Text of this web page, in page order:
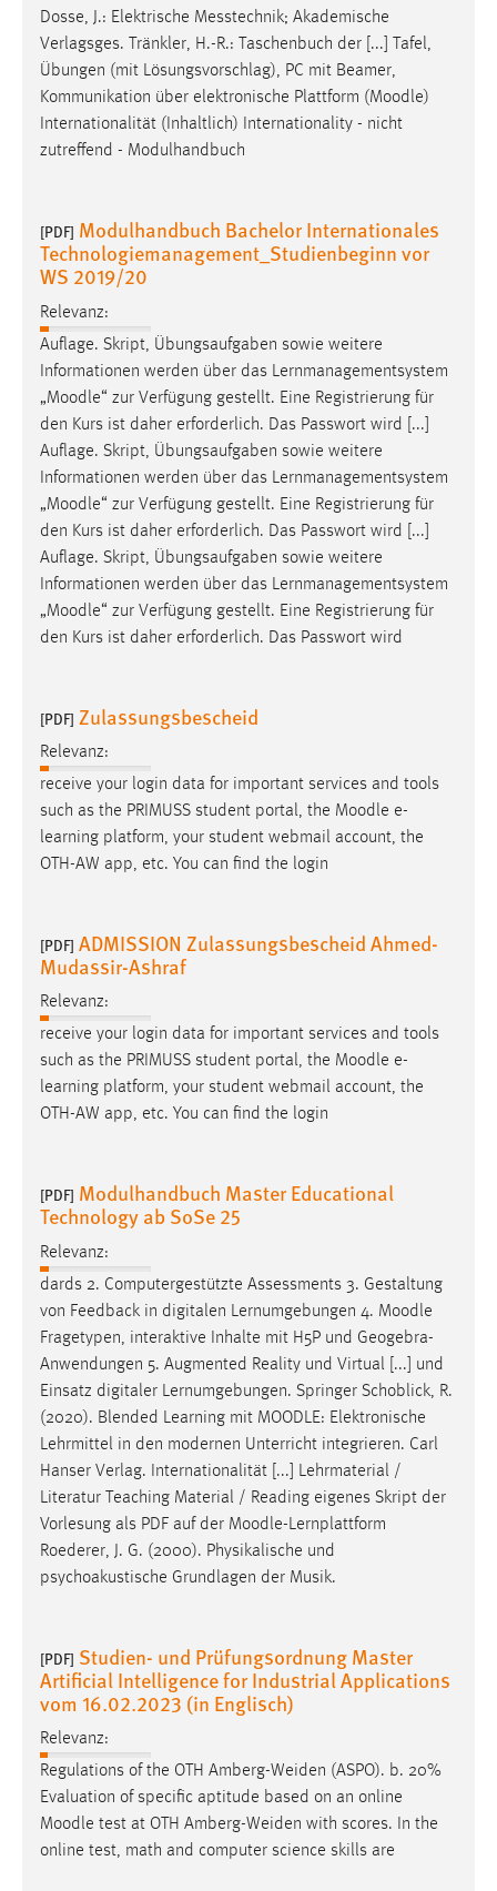
Dosse, J.: Elektrische Messtechnik; Akademische
Verlagsges. Tränkler, H.-R.: Taschenbuch der [...] Tafel,
Übungen (mit Lösungsvorschlag), PC mit Beamer,
Kommunikation über elektronische Plattform (Moodle)
Internationalität (Inhaltlich) Internationality - nicht
zutreffend - Modulhandbuch
[PDF] Modulhandbuch Bachelor Internationales
Technologiemanagement_Studienbeginn vor
WS 2019/20
Relevanz:
Auflage. Skript, Übungsaufgaben sowie weitere
Informationen werden über das Lernmanagementsystem
„Moodle“ zur Verfügung gestellt. Eine Registrierung für
den Kurs ist daher erforderlich. Das Passwort wird [...]
Auflage. Skript, Übungsaufgaben sowie weitere
Informationen werden über das Lernmanagementsystem
„Moodle“ zur Verfügung gestellt. Eine Registrierung für
den Kurs ist daher erforderlich. Das Passwort wird [...]
Auflage. Skript, Übungsaufgaben sowie weitere
Informationen werden über das Lernmanagementsystem
„Moodle“ zur Verfügung gestellt. Eine Registrierung für
den Kurs ist daher erforderlich. Das Passwort wird
[PDF] Zulassungsbescheid
Relevanz:
receive your login data for important services and tools
such as the PRIMUSS student portal, the Moodle e-
learning platform, your student webmail account, the
OTH-AW app, etc. You can find the login
[PDF] ADMISSION Zulassungsbescheid Ahmed-
Mudassir-Ashraf
Relevanz:
receive your login data for important services and tools
such as the PRIMUSS student portal, the Moodle e-
learning platform, your student webmail account, the
OTH-AW app, etc. You can find the login
[PDF] Modulhandbuch Master Educational
Technology ab SoSe 25
Relevanz:
dards 2. Computergestützte Assessments 3. Gestaltung
von Feedback in digitalen Lernumgebungen 4. Moodle
Fragetypen, interaktive Inhalte mit H5P und Geogebra-
Anwendungen 5. Augmented Reality und Virtual [...] und
Einsatz digitaler Lernumgebungen. Springer Schoblick, R.
(2020). Blended Learning mit MOODLE: Elektronische
Lehrmittel in den modernen Unterricht integrieren. Carl
Hanser Verlag. Internationalität [...] Lehrmaterial /
Literatur Teaching Material / Reading eigenes Skript der
Vorlesung als PDF auf der Moodle-Lernplattform
Roederer, J. G. (2000). Physikalische und
psychoakustische Grundlagen der Musik.
[PDF] Studien- und Prüfungsordnung Master
Artificial Intelligence for Industrial Applications
vom 16.02.2023 (in Englisch)
Relevanz:
Regulations of the OTH Amberg-Weiden (ASPO). b. 20%
Evaluation of specific aptitude based on an online
Moodle test at OTH Amberg-Weiden with scores. In the
online test, math and computer science skills are